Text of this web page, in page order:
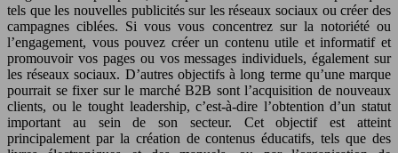
tels que les nouvelles publicités sur les réseaux sociaux ou créer des
campagnes ciblées. Si vous vous concentrez sur la notoriété ou
l’engagement, vous pouvez créer un contenu utile et informatif et
promouvoir vos pages ou vos messages individuels, également sur
les réseaux sociaux. D’autres objectifs à long terme qu’une marque
pourrait se fixer sur le marché B2B sont l’acquisition de nouveaux
clients, ou le tought leadership, c’est-à-dire l’obtention d’un statut
important au sein de son secteur. Cet objectif est atteint
principalement par la création de contenus éducatifs, tels que des